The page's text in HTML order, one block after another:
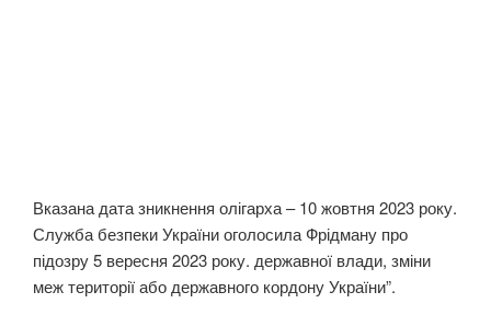
Вказана дата зникнення олігарха – 10 жовтня 2023 року.
Служба безпеки України оголосила Фрідману про
підозру 5 вересня 2023 року. державної влади, зміни
меж території або державного кордону України”.